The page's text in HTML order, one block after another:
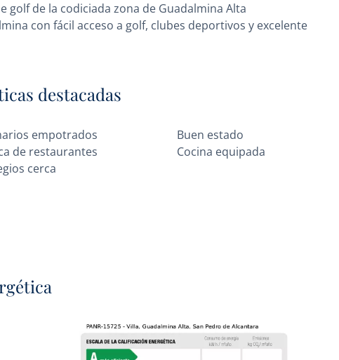
golf de la codiciada zona de Guadalmina Alta
con fácil acceso a golf, clubes deportivos y excelente
destacadas
empotrados
Buen estado
de restaurantes
Cocina equipada
cerca